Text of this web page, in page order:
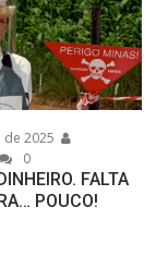
2025
0
FALTA
POUCO!